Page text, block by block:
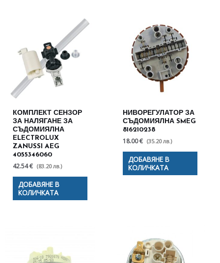
КОМПЛЕКТ СЕНЗОР
ЗА НАЛЯГАНЕ ЗА
СЪДОМИЯЛНА
ELECTROLUX
ZANUSSI AEG
4055346060
42.54 € (83.20 лв.)
ДОБАВЯНЕ В
КОЛИЧКАТА
НИВОРЕГУЛАТОР ЗА
СЪДОМИЯЛНА SMEG
816210238
18.00 € (35.20 лв.)
ДОБАВЯНЕ В
КОЛИЧКАТА